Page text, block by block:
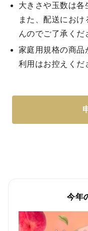
大きさや玉数は各
また、配送にお
んのでご了承くだ
家庭用規格の商品
利用はお控えくだ
今年